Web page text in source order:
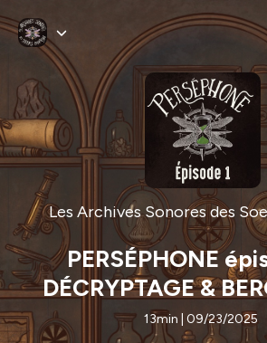
Les Archives Sonores des
PERSÉPHONE
DÉCRYPTAGE &
13min | 09/23/2025